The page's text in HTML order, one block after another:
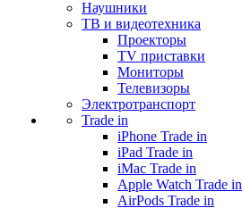
Наушники
ТВ и видеотехника
Проекторы
TV приставки
Мониторы
Телевизоры
Электротранспорт
Trade in
iPhone Trade in
iPad Trade in
iMac Trade in
Apple Watch Trade in
AirPods Trade in